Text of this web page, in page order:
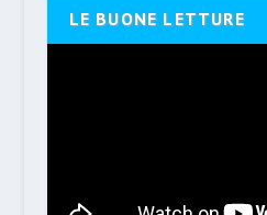
LE BUONE LETTURE